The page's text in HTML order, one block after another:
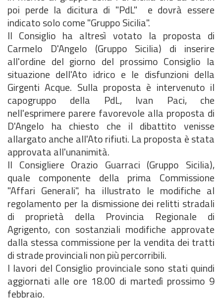
poi perde la dicitura di "PdL" e dovrà essere
indicato solo come "Gruppo Sicilia".
Il Consiglio ha altresì votato la proposta di
Carmelo D'Angelo (Gruppo Sicilia) di inserire
all'ordine del giorno del prossimo Consiglio la
situazione dell'Ato idrico e le disfunzioni della
Girgenti Acque. Sulla proposta è intervenuto il
capogruppo della PdL, Ivan Paci, che
nell'esprimere parere favorevole alla proposta di
D'Angelo ha chiesto che il dibattito venisse
allargato anche all'Ato rifiuti. La proposta è stata
approvata all'unanimità.
Il Consigliere Orazio Guarraci (Gruppo Sicilia),
quale componente della prima Commissione
"Affari Generali", ha illustrato le modifiche al
regolamento per la dismissione dei relitti stradali
di proprietà della Provincia Regionale di
Agrigento, con sostanziali modifiche approvate
dalla stessa commissione per la vendita dei tratti
di strade provinciali non più percorribili.
I lavori del Consiglio provinciale sono stati quindi
aggiornati alle ore 18.00 di martedì prossimo 9
febbraio.